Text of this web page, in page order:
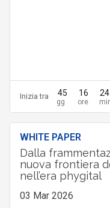
Inizia tra 45 16 24
WHITE PAPER
Dalla
nuova frontiera
nell’era phygital
03 Mar 2026